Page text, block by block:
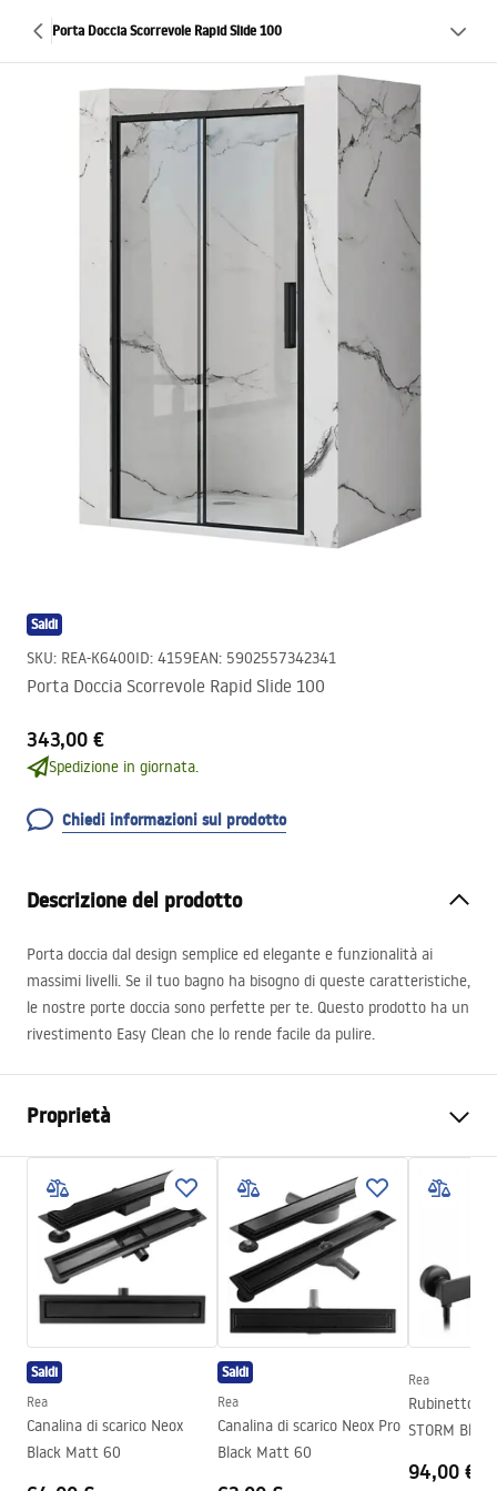
Porta Doccia Scorrevole Rapid Slide 100
Saldi
SKU: REA-K6400ID: 4159EAN: 5902557342341
Porta Doccia Scorrevole Rapid Slide 100
343,00 €
Spedizione in giornata.
Chiedi informazioni sul prodotto
Descrizione del prodotto
Porta doccia dal design semplice ed elegante e funzionalità ai
massimi livelli. Se il tuo bagno ha bisogno di queste caratteristiche,
le nostre porte doccia sono perfette per te. Questo prodotto ha un
rivestimento Easy Clean che lo rende facile da pulire.
Proprietà
Modo di apertura della porta
Dimensioni porta
100
La direzione della porta
Universale
Spessore del vetro
6 mm
Altezza della porta doccia
195cm
Materiale dei profili
Alluminio
Materiale manico
Rivestimento Easy Clean
Si
Finitura dei profili
Nero
Saldi
Rea
Canalina di scarico Neox
Black Matt 60
Saldi
Rea
Canalina di scarico Neox Pro
Black Matt 60
Rea
Rubinetto
STORM Black
94,00 €